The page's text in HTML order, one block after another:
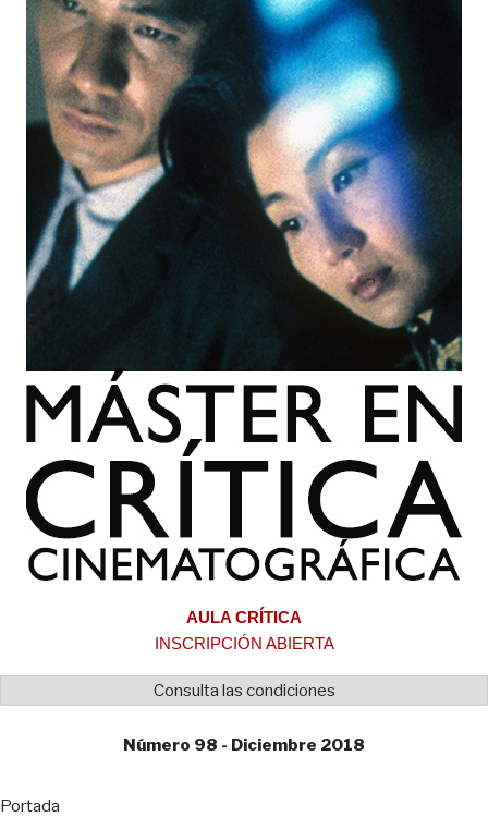
AULA CRÍTICA
INSCRIPCIÓN ABIERTA
Consulta las condiciones
Número 98 - Diciembre 2018
Portada